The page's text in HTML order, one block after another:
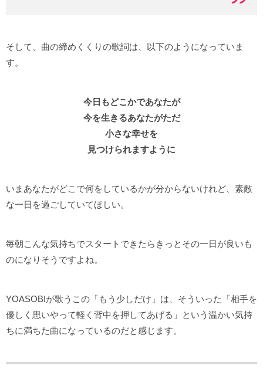
そして、曲の締めくくりの歌詞は、以下のようになっていま
す。
今日もどこかであなたが
今を生きるあなたがただ
小さな幸せを
見つけられますように
いまあなたがどこで何をしているかが分からないけれど、素敵
な一日を過ごしていてほしい。
毎朝こんな気持ちでスタートできたらきっとその一日が良いも
のになりそうですよね。
YOASOBIが歌うこの「もう少しだけ」は、そういった「相手を
優しく思いやって軽く背中を押してあげる」という温かい気持
ちに満ちた曲になっているのだと感じます。